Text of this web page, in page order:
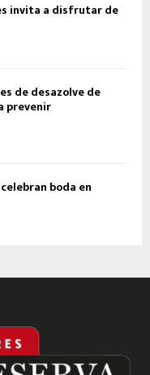
invita a disfrutar de
de desazolve de
prevenir
boda en